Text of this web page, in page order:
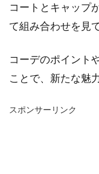
コートとキャップ
て組み合わせを見
コーデのポイント
ことで、新たな魅
スポンサーリンク